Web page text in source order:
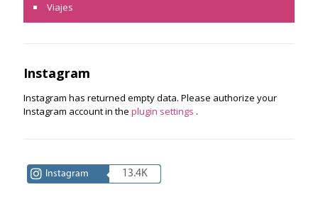
Viajes
Instagram
Instagram has returned empty data. Please authorize your
Instagram account in the plugin settings .
Instagram 13.4K